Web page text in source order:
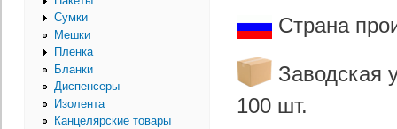
Сумки
Мешки
Пленка
Бланки
Диспенсеры
Изолента
Канцелярские товары
Страна
Заводская
100 шт.